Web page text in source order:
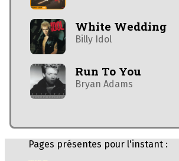
White Wedding
Billy Idol
Run To You
Bryan Adams
Pages présentes pour l'instant :